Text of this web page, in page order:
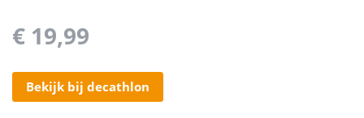
€ 19,99
bekijk bij decathlon